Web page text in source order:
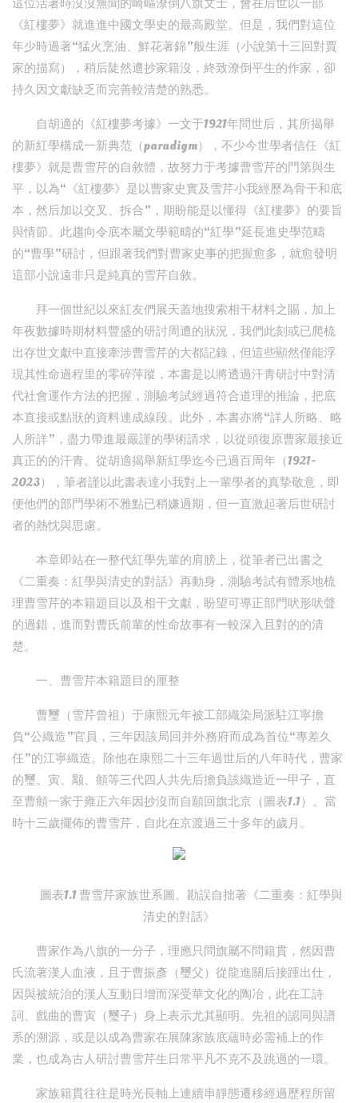
這位活著時沒沒無聞的崎嶇潦倒八旗文士，會在后世以一部
《紅樓夢》就進進中國文學史的最高殿堂。但是，我們對這位
年少時過著“猛火烹油、鮮花著錦”般生涯（小說第十三回對賈
家的描寫），稍后陡然遭抄家籍沒，終致潦倒平生的作家，卻
持久因文獻缺乏而完善較清楚的熟悉。
自胡適的《紅樓夢考據》一文于1921年問世后，其所揭舉
的新紅學構成一新典范（paradigm），不少今世學者信任《紅
樓夢》就是曹雪芹的自敘體，故努力于考據曹雪芹的門第與生
平，以為“《紅樓夢》是以曹家史實及雪芹小我經歷為骨干和底
本，然后加以交叉、拆合”，期盼能是以懂得《紅樓夢》的要旨
與情節。此趨向令底本屬文學範疇的“紅學”延長進史學范疇
的“曹學”研討，但跟著我們對曹家史事的把握愈多，就愈發明
這部小說遠非只是純真的雪芹自敘。
拜一個世紀以來紅友們展天蓋地搜索相干材料之賜，加上
年夜數據時期材料豐盛的研討周遭的狀況，我們此刻或已爬梳
出存世文獻中直接牽涉曹雪芹的大都記錄，但這些顯然僅能浮
現其性命過程里的零碎萍蹤，本書是以將透過汗青研討中對清
代社會運作方法的把握，測驗考試經過符合道理的推論，把底
本直接或點狀的資料連成線段。此外，本書亦將“詳人所略、略
人所詳”，盡力帶進最嚴謹的學術請求，以從頭復原曹家最接近
真正的的汗青。從胡適揭舉新紅學迄今已過百周年（1921-
2023），筆者謹以此書表達小我對上一輩學者的真摯敬意，即
便他們的部門學術不雅點已稍嫌過期，但一直激起著后世研討
者的熱忱與思慮。
本章即站在一整代紅學先輩的肩膀上，從筆者已出書之
《二重奏：紅學與清史的對話》再動身，測驗考試有體系地梳
理曹雪芹的本籍題目以及相干文獻，盼望可導正部門吠形吠聲
的過錯，進而對曹氏前輩的性命故事有一較深入且對的的清
楚。
一、曹雪芹本籍題目的厘整
曹璽（雪芹曾祖）于康熙元年被工部織染局派駐江寧擔
負“公織造”官員，三年因該局回并外務府而成為首位“專差久
任”的江寧織造。除他在康熙二十三年過世后的八年時代，曹家
的璽、寅、颙、頫等三代四人共先后擔負該織造近一甲子，直
至曹頫一家于雍正六年因抄沒而自願回旗北京（圖表1.1）。當
時十三歲擺佈的曹雪芹，自此在京渡過三十多年的歲月。
圖表1.1 曹雪芹家族世系圖。勘誤自拙著《二重奏：紅學與
清史的對話》
曹家作為八旗的一分子，理應只問旗屬不問籍貫，然因曹
氏流著漢人血液，且于曹振彥（璽父）從龍進關后接踵出仕，
因與被統治的漢人互動日增而深受華文化的陶冶，此在工詩
詞、戲曲的曹寅（璽子）身上表示尤其顯明。先祖的認同與譜
系的溯源，或是以成為曹家在展陳家族底蘊時必需補上的作
業，也成為古人研討曹雪芹生日常平凡不克不及跳過的一環。
家族籍貫往往是時光長軸上連續串靜態遷移經過歷程所留